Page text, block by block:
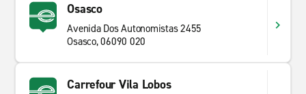
Osasco
Avenida Dos Autonomistas 2455
Osasco, 06090 020
Carrefour Vila Lobos